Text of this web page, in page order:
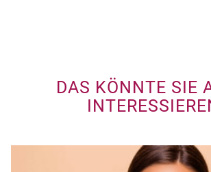
DAS KÖNNTE SIE